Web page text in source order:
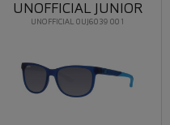
UNOFFICIAL 0UJ6039 001
UNOFFICIAL JUNIOR